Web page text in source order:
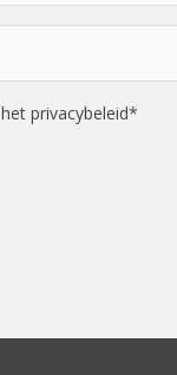
privacybeleid*